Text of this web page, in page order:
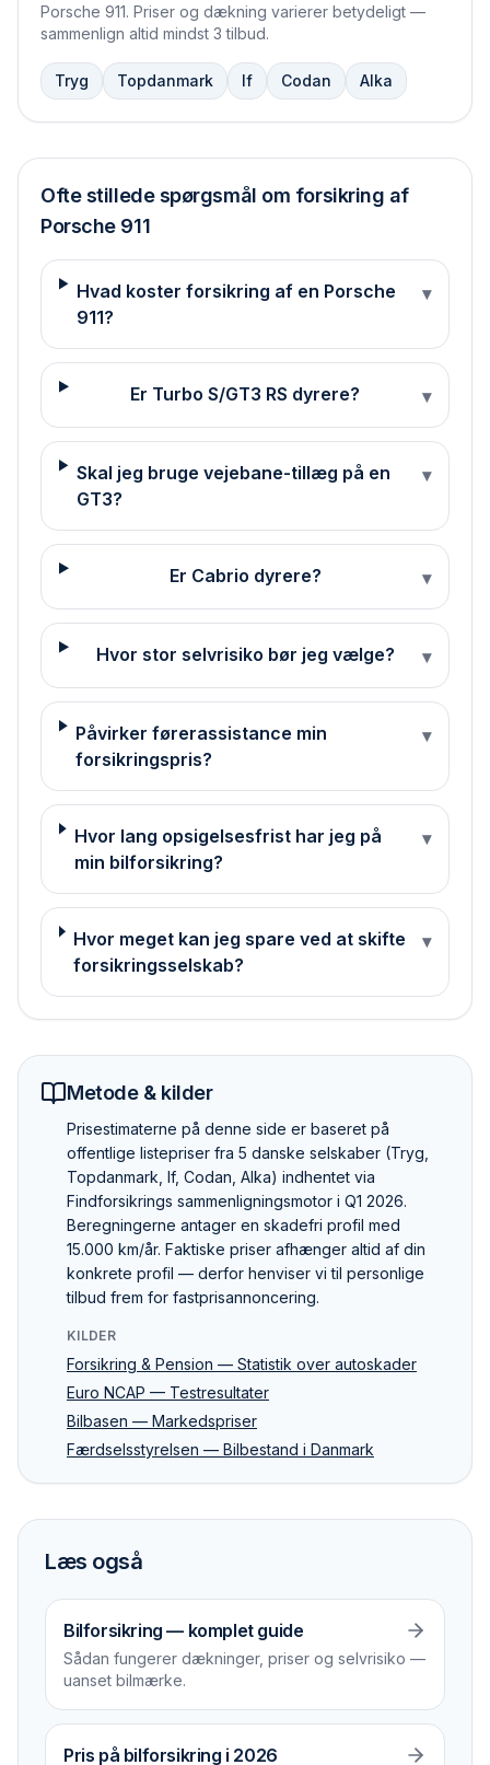
Porsche 911. Priser og dækning varierer betydeligt —
sammenlign altid mindst 3 tilbud.
Tryg Topdanmark If Codan Alka
Ofte stillede spørgsmål om forsikring af
Porsche 911
Hvad koster forsikring af en Porsche
911?
▾
Er Turbo S/GT3 RS dyrere? ▾
Skal jeg bruge vejebane-tillæg på en
GT3?
▾
Er Cabrio dyrere? ▾
Hvor stor selvrisiko bør jeg vælge? ▾
Påvirker førerassistance min
forsikringspris?
▾
Hvor lang opsigelsesfrist har jeg på
min bilforsikring?
▾
Hvor meget kan jeg spare ved at skifte
forsikringsselskab?
▾
Metode & kilder
Pris­estimaterne på denne side er baseret på
offentlige listepriser fra 5 danske selskaber (Tryg,
Topdanmark, If, Codan, Alka) indhentet via
Findforsikrings sammenlignings­motor i Q1 2026.
Beregningerne antager en skadefri profil med
15.000 km/år. Faktiske priser afhænger altid af din
konkrete profil — derfor henviser vi til personlige
tilbud frem for fastpris­annoncering.
KILDER
Forsikring & Pension — Statistik over autoskader
Euro NCAP — Testresultater
Bilbasen — Markedspriser
Færdselsstyrelsen — Bilbestand i Danmark
Læs også
Bilforsikring — komplet guide
Sådan fungerer dækninger, priser og selvrisiko —
uanset bilmærke.
Pris på bilforsikring i 2026